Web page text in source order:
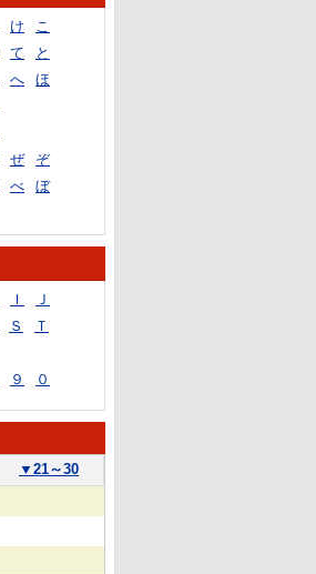
け
こ
て
と
へ
ほ
ぜ
ぞ
べ
ぼ
Ｉ
Ｊ
Ｓ
Ｔ
９ ０
▼ 21～30